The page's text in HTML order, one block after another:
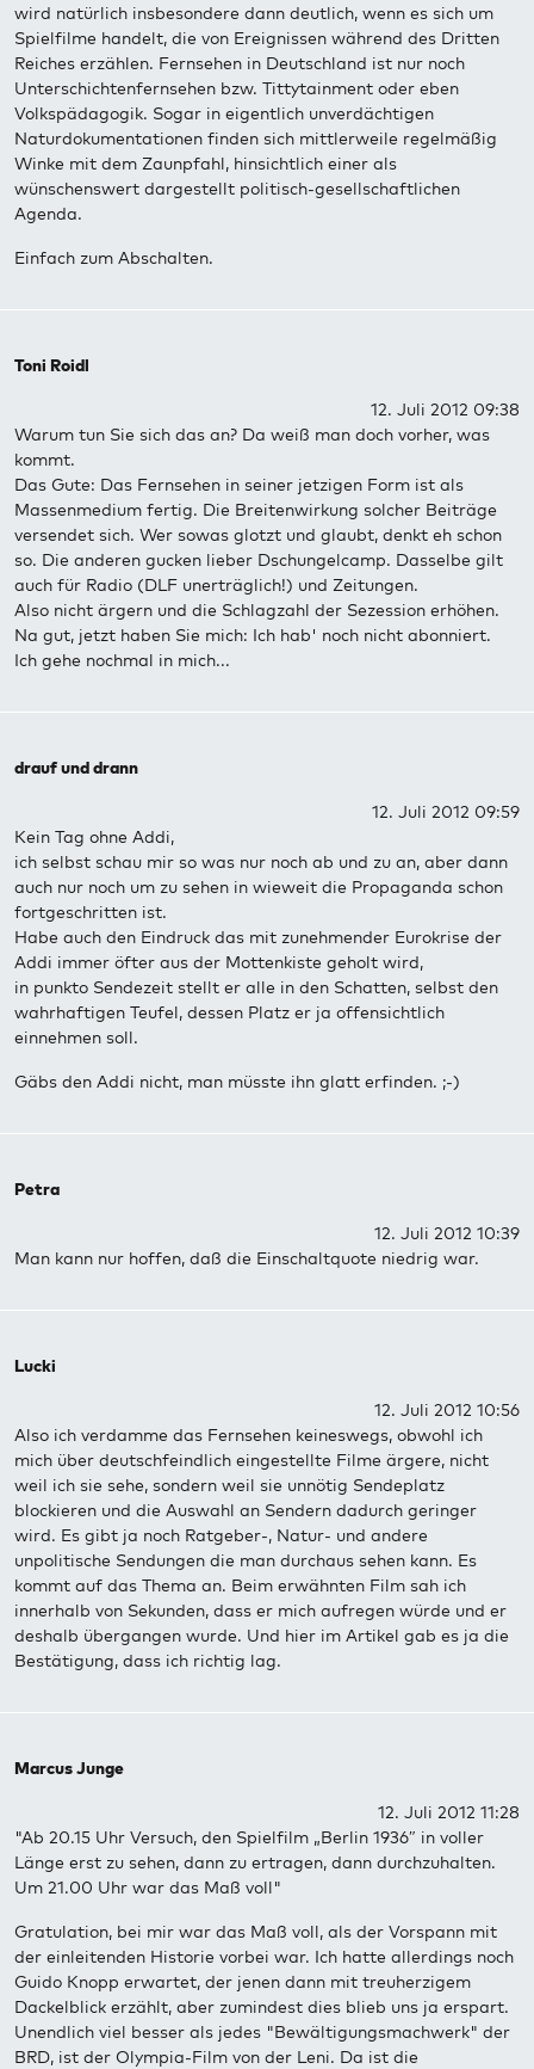
wird natürlich insbesondere dann deutlich, wenn es sich um
Spielfilme handelt, die von Ereignissen während des Dritten
Reiches erzählen. Fernsehen in Deutschland ist nur noch
Unterschichtenfernsehen bzw. Tittytainment oder eben
Volkspädagogik. Sogar in eigentlich unverdächtigen
Naturdokumentationen finden sich mittlerweile regelmäßig
Winke mit dem Zaunpfahl, hinsichtlich einer als
wünschenswert dargestellt politisch-gesellschaftlichen
Agenda.
Einfach zum Abschalten.
Toni Roidl
12. Juli 2012 09:38
Warum tun Sie sich das an? Da weiß man doch vorher, was
kommt.
Das Gute: Das Fernsehen in seiner jetzigen Form ist als
Massenmedium fertig. Die Breitenwirkung solcher Beiträge
versendet sich. Wer sowas glotzt und glaubt, denkt eh schon
so. Die anderen gucken lieber Dschungelcamp. Dasselbe gilt
auch für Radio (DLF unerträglich!) und Zeitungen.
Also nicht ärgern und die Schlagzahl der Sezession erhöhen.
Na gut, jetzt haben Sie mich: Ich hab' noch nicht abonniert.
Ich gehe nochmal in mich...
drauf und drann
12. Juli 2012 09:59
Kein Tag ohne Addi,
ich selbst schau mir so was nur noch ab und zu an, aber dann
auch nur noch um zu sehen in wieweit die Propaganda schon
fortgeschritten ist.
Habe auch den Eindruck das mit zunehmender Eurokrise der
Addi immer öfter aus der Mottenkiste geholt wird,
in punkto Sendezeit stellt er alle in den Schatten, selbst den
wahrhaftigen Teufel, dessen Platz er ja offensichtlich
einnehmen soll.
Gäbs den Addi nicht, man müsste ihn glatt erfinden. ;-)
Petra
12. Juli 2012 10:39
Man kann nur hoffen, daß die Einschaltquote niedrig war.
Lucki
12. Juli 2012 10:56
Also ich verdamme das Fernsehen keineswegs, obwohl ich
mich über deutschfeindlich eingestellte Filme ärgere, nicht
weil ich sie sehe, sondern weil sie unnötig Sendeplatz
blockieren und die Auswahl an Sendern dadurch geringer
wird. Es gibt ja noch Ratgeber-, Natur- und andere
unpolitische Sendungen die man durchaus sehen kann. Es
kommt auf das Thema an. Beim erwähnten Film sah ich
innerhalb von Sekunden, dass er mich aufregen würde und er
deshalb übergangen wurde. Und hier im Artikel gab es ja die
Bestätigung, dass ich richtig lag.
Marcus Junge
12. Juli 2012 11:28
"Ab 20.15 Uhr Versuch, den Spielfilm „Berlin 1936″ in voller
Länge erst zu sehen, dann zu ertragen, dann durchzuhalten.
Um 21.00 Uhr war das Maß voll"
Gratulation, bei mir war das Maß voll, als der Vorspann mit
der einleitenden Historie vorbei war. Ich hatte allerdings noch
Guido Knopp erwartet, der jenen dann mit treuherzigem
Dackelblick erzählt, aber zumindest dies blieb uns ja erspart.
Unendlich viel besser als jedes "Bewältigungsmachwerk" der
BRD, ist der Olympia-Film von der Leni. Da ist die